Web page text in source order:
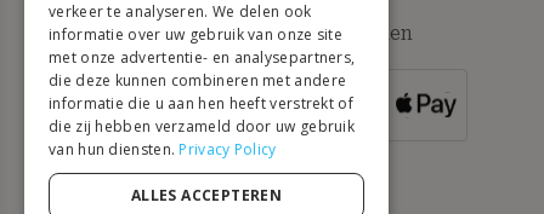
Beschikbare betaalmethoden
VOOR
VANAF 500 €
GERMAN
ITALIAN
PORTUGUESE
verkeer te analyseren. We delen ook
informatie over uw gebruik van onze site
met onze advertentie- en analysepartners,
die deze kunnen combineren met andere
informatie die u aan hen heeft verstrekt of
die zij hebben verzameld door uw gebruik
van hun diensten. Privacy Policy
ALLES ACCEPTEREN